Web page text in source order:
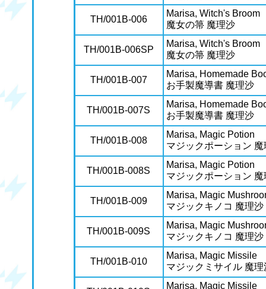
TH/001B-006
Marisa, Witch's Broom
魔女の箒 魔理沙
TH/001B-006SP
Marisa, Witch's Broom
魔女の箒 魔理沙
TH/001B-007
Marisa, Homemade
お手製魔導書 魔理沙
TH/001B-007S
Marisa, Homemade
お手製魔導書 魔理沙
TH/001B-008
Marisa, Magic Potion
マジックポーション 魔
TH/001B-008S
Marisa, Magic Potion
マジックポーション 魔
TH/001B-009
Marisa, Magic
マジックキノコ 魔理沙
TH/001B-009S
Marisa, Magic
マジックキノコ 魔理沙
TH/001B-010
Marisa, Magic Missile
マジックミサイル 魔理
Marisa, Magic Missile